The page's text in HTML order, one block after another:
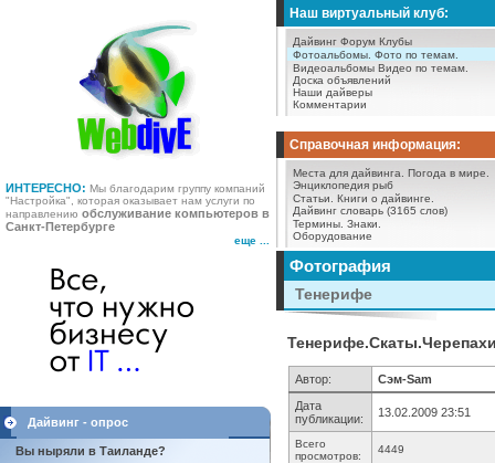
ИНТЕРЕСНО: Мы благодарим группу компаний
"Настройка", которая оказывает нам услуги по
направлению обслуживание компьютеров в
Санкт-Петербурге
еще ...
Наш виртуальный клуб:
Дайвинг Форум Клубы
Фотоальбомы. Фото по темам.
Видеоальбомы Видео по темам.
Доска объявлений
Наши дайверы
Комментарии
Справочная информация:
Места для дайвинга.
Погода в мире.
Энциклопедия рыб
Статьи.
Книги о дайвинге.
Дайвинг словарь (3165 слов)
Термины. Знаки.
Оборудование
Дайвинг - опрос
Вы ныряли в Таиланде?
Фотография
Тенерифе
Автор:
Сэм-Sam
Дата
публикации:
13.02.2009 23:51
Всего
просмотров:
4449